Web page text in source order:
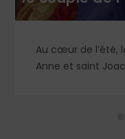
Au cœur de l’été,
Anne et saint
en Orient qu’en